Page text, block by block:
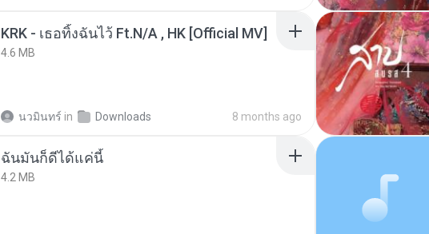
KRK - เธอทิ้งฉันไว้ Ft.N/A , HK [Official MV]
4.6 MB
นวมินทร์ in Downloads 8 months ago
ฉันมันก็ดีได้แค่นี้
4.2 MB